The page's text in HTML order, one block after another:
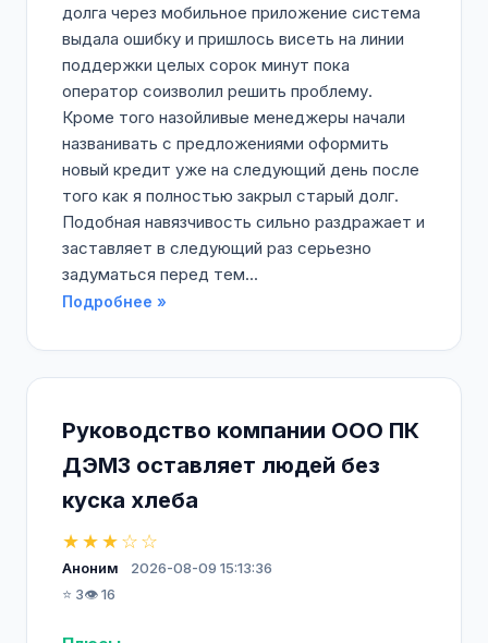
долга через мобильное приложение система
выдала ошибку и пришлось висеть на линии
поддержки целых сорок минут пока
оператор соизволил решить проблему.
Кроме того назойливые менеджеры начали
названивать с предложениями оформить
новый кредит уже на следующий день после
того как я полностью закрыл старый долг.
Подобная навязчивость сильно раздражает и
заставляет в следующий раз серьезно
задуматься перед тем...
Подробнее »
Руководство компании ООО ПК
ДЭМЗ оставляет людей без
куска хлеба
★★★☆☆
Аноним
2026-08-09 15:13:36
⭐ 3👁️ 16